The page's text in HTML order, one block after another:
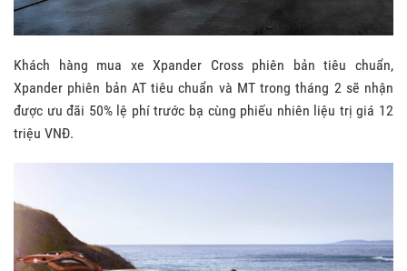
Khách hàng mua xe Xpander Cross phiên bản tiêu chuẩn,
Xpander phiên bản AT tiêu chuẩn và MT trong tháng 2 sẽ nhận
được ưu đãi 50% lệ phí trước bạ cùng phiếu nhiên liệu trị giá 12
triệu VNĐ.